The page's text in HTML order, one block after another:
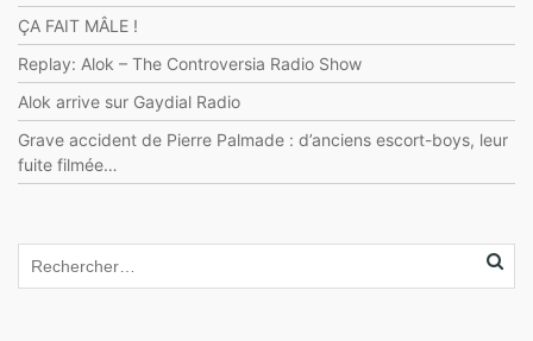
ÇA FAIT MÂLE !
Replay: Alok – The Controversia Radio Show
Alok arrive sur Gaydial Radio
Grave accident de Pierre Palmade : d’anciens escort-boys, leur
fuite filmée…